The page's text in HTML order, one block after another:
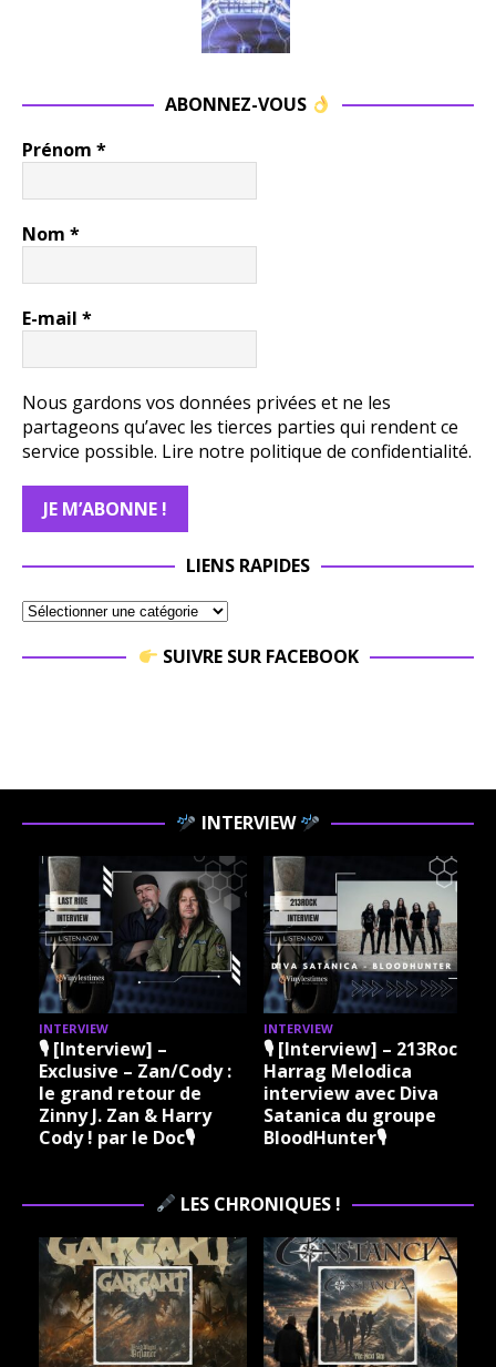
ABONNEZ-VOUS
Prénom *
Nom *
E-mail *
Nous gardons vos données privées et ne les
partageons qu’avec les tierces parties qui rendent ce
service possible. Lire notre politique de confidentialité.
LIENS RAPIDES
SUIVRE SUR FACEBOOK
INTERVIEW
INTERVIEW
🎙 [Interview] –
Exclusive – Zan/Cody :
le grand retour de
Zinny J. Zan & Harry
Cody ! par le Doc🎙
INTERVIEW
🎙 [Interview] – 213Rock
Harrag Melodica
interview avec Diva
Satanica du groupe
BloodHunter🎙
LES CHRONIQUES !